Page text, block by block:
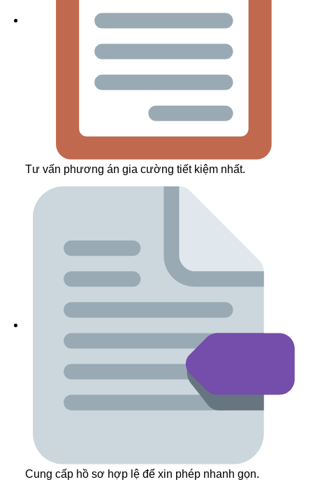
Tư vấn phương án gia cường tiết kiệm nhất.
Cung cấp hồ sơ hợp lệ để xin phép nhanh gọn.